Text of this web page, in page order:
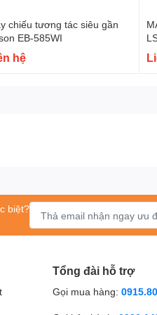
chiếu tương tác siêu gần
EB-585WI
hệ
biệt?
Tổng đài hỗ trợ
Gọi mua hàng: